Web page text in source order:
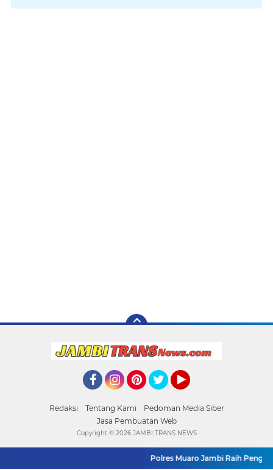
Redaksi Tentang Kami
Pedoman Media Siber
Jasa Pembuatan Web
Polres Muaro Jambi Raih
Copyright © 2026 JAMBI TRANS NEWS